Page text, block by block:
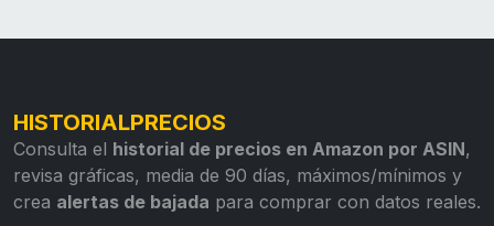
HISTORIALPRECIOS
Consulta el historial de precios en Amazon por ASIN,
revisa gráficas, media de 90 días, máximos/mínimos y
crea alertas de bajada para comprar con datos reales.